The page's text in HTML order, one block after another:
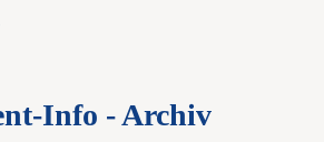
Info - Archiv